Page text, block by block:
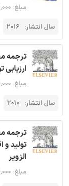
مبلغ: ۱۳۲,۰۰۰ تومان
سال انتشار: 2016
ترجمه
مبلغ: ۱۶۴,۰۰۰ تومان
سال انتشار: 2010
ترجمه
تولید و
الزویر
مبلغ: ۱۶۴,۰۰۰ تومان